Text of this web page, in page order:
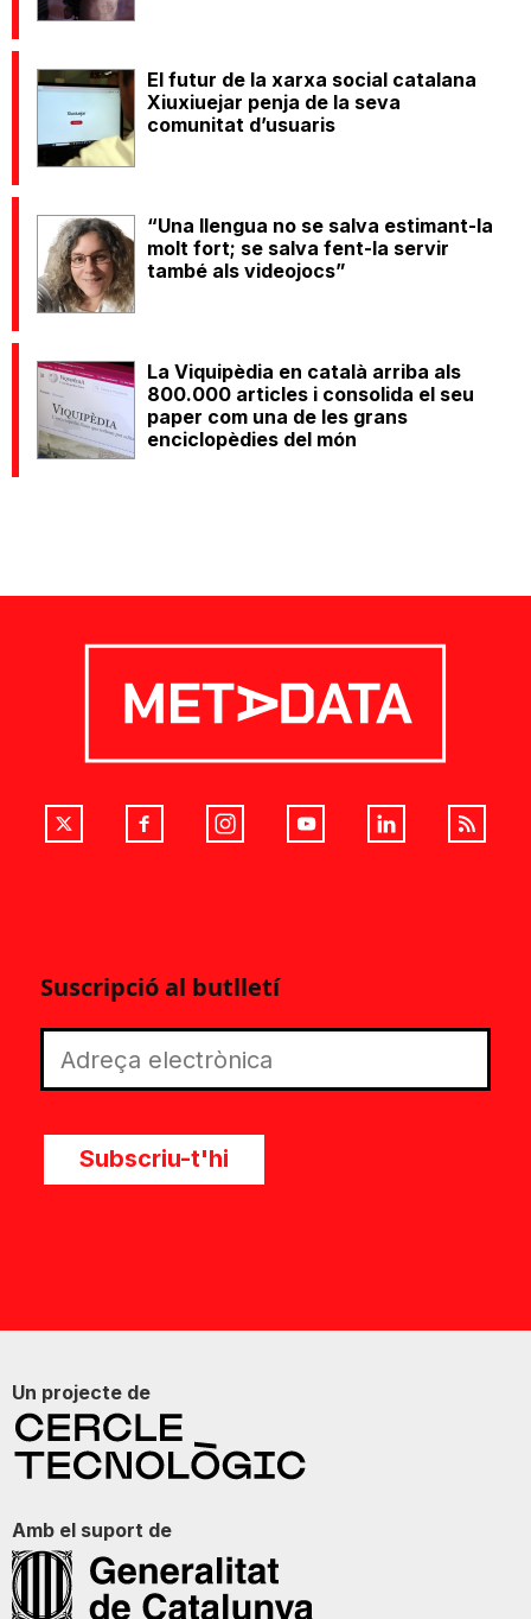
El futur de la xarxa social catalana
Xiuxiuejar penja de la seva
comunitat d’usuaris
“Una llengua no se salva estimant-la
molt fort; se salva fent-la servir
també als videojocs”
La Viquipèdia en català arriba als
800.000 articles i consolida el seu
paper com una de les grans
enciclopèdies del món
Suscripció al butlletí
Subscriu-t'hi
Un projecte de
Amb el suport de